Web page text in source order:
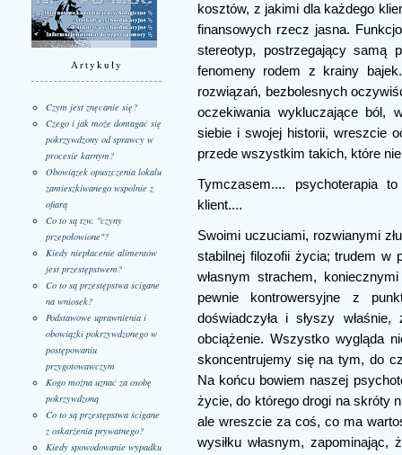
Artykuły
Czym jest znęcanie się?
Czego i jak może domagać się
pokrzywdzony od sprawcy w
procesie karnym?
Obowiązek opuszczenia lokalu
zamieszkiwanego wspólnie z
ofiarą
Co to są tzw. "czyny
przepołowione"?
Kiedy niepłacenie alimentów
jest przestępstwem?
Co to są przestępstwa ścigane
na wniosek?
Podstawowe uprawnienia i
obowiązki pokrzywdzonego w
postępowaniu
przygotowawczym
Kogo można uznać za osobę
pokrzywdzoną
Co to są przestępstwa ścigane
z oskarżenia prywatnego?
Kiedy spowodowanie wypadku
kosztów, z jakimi dla każdego
finansowych rzecz jasna.
stereotyp, postrzegający samą
fenomeny rodem z krainy
rozwiązań, bezbolesnych
oczekiwania wykluczające ból,
siebie i swojej historii, wreszcie
przede wszystkim takich, które
Tymczasem.... psychoterapia
klient....
Swoimi uczuciami, rozwianymi
stabilnej filozofii życia; trudem w
własnym strachem,
pewnie kontrowersyjne z
doświadczyła i słyszy
obciążenie. Wszystko wygląda
skoncentrujemy się na tym, do
Na końcu bowiem naszej
życie, do którego drogi na skróty
ale wreszcie za coś, co ma
wysiłku własnym,